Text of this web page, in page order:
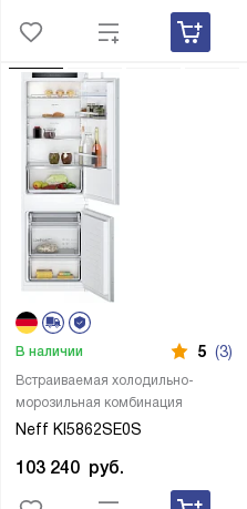
Встраиваемая холодильно-
морозильная комбинация
Neff KI5862SE0S
В наличии 5 (3)
103 240 руб.